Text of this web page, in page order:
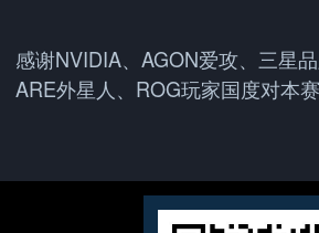
感谢NVIDIA、AGON爱攻、三星
ARE外星人、ROG玩家国度对本